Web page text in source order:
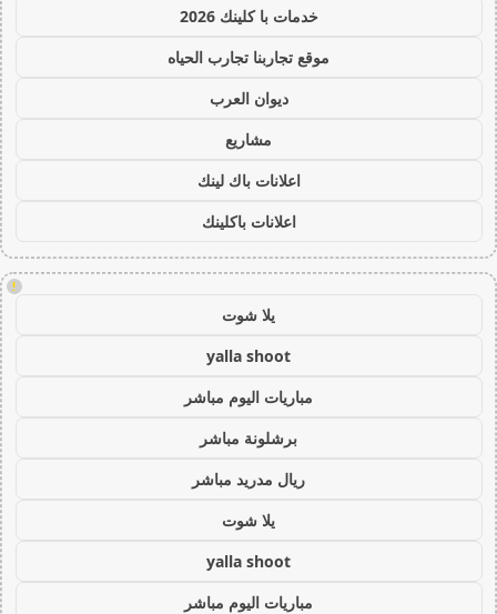
خدمات با كلينك 2026
موقع تجاربنا تجارب الحياه
ديوان العرب
مشاريع
اعلانات باك لينك
اعلانات باكلينك
!
يلا شوت
yalla shoot
مباريات اليوم مباشر
برشلونة مباشر
ريال مدريد مباشر
يلا شوت
yalla shoot
مباريات اليوم مباشر